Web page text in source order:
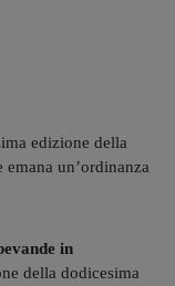
edizione della
un’ordinanza
in
della dodicesima